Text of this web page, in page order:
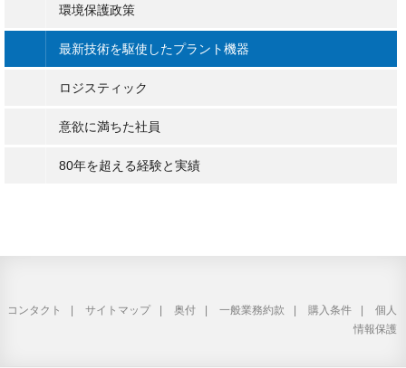
環境保護政策
最新技術を駆使したプラント機器
ロジスティック
意欲に満ちた社員
80年を超える経験と実績
コンタクト サイトマップ 奥付 一般業務約款 購入条件
個人
情報保護